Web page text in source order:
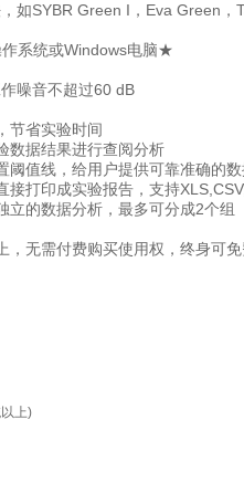
SYBR Green I，Eva Green，
系统或Windows电脑★
噪音不超过60 dB
省实验时间
据结果进行查阅分析
值线，给用户提供可靠准确的数
打印成实验报告，支持
的数据分析，最多可分成2个组
需付费购买使用权，终身可免
上)